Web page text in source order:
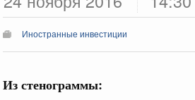
Иностранные инвестиции
Из стенограммы:
программы